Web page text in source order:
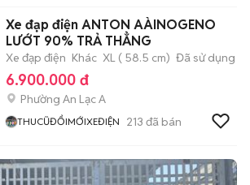
Xe đạp điện ANTON AÀINOGENO
LƯỚT 90% TRẢ THẲNG
Xe đạp điện Khác XL ( 58.5 cm) Đã sử dụng
6.900.000 đ
Phường An Lạc A
THUCŨĐỔIMỚIXEĐIỆN 213 đã bán